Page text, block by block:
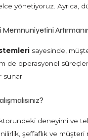
yönetiyoruz. Ayrıca,
sayesinde,
de operasyonel
deneyimi ve
şeffaflık ve müşteri